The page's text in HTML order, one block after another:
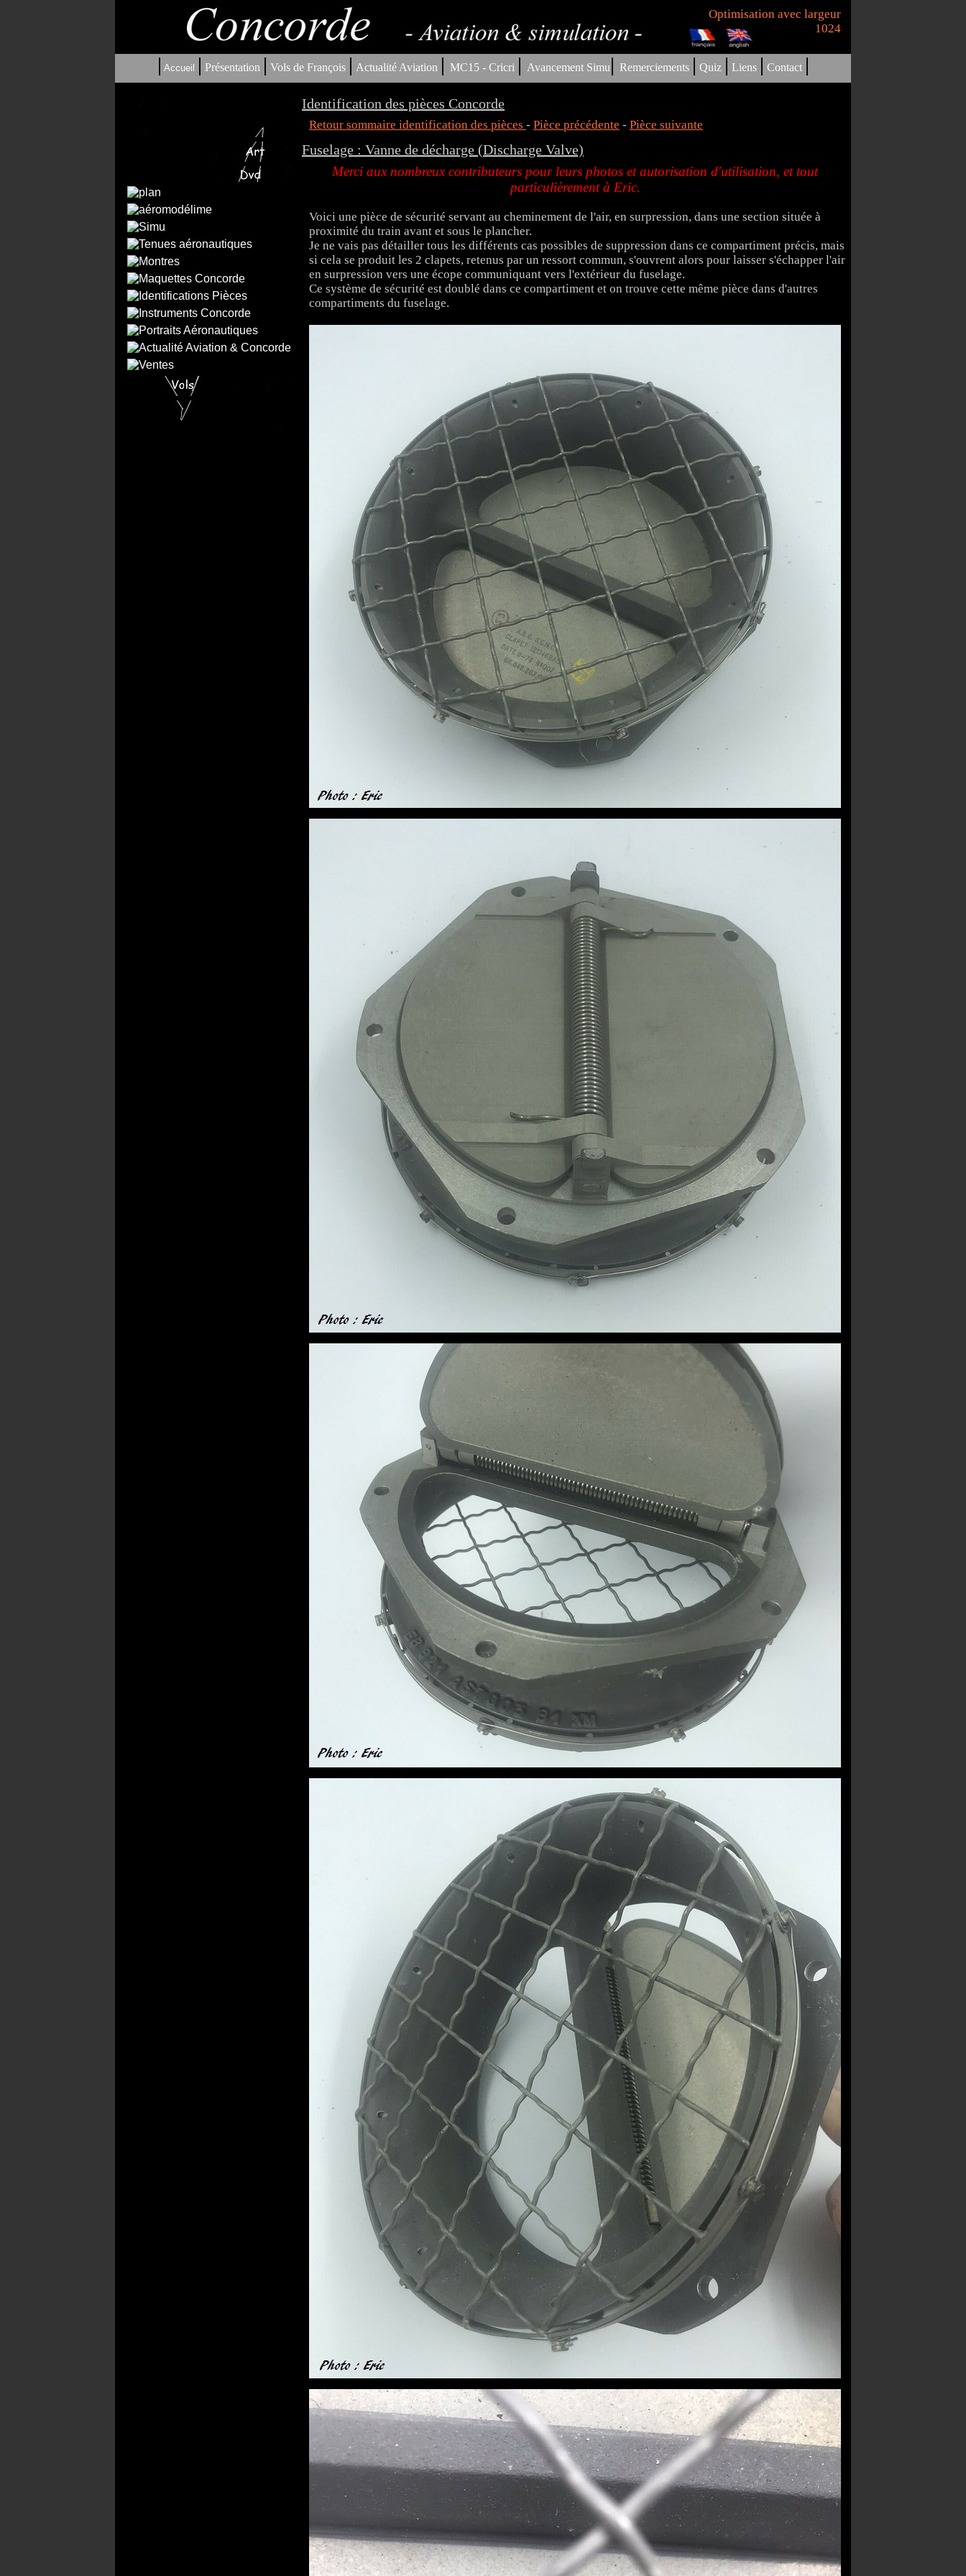
Optimisation avec largeur
1024
| Accueil | Présentation | Vols de François | Actualité Aviation | MC15 - Cricri | Avancement Simu| Remerciements | Quiz | Liens | Contact |
Identification des pièces Concorde
Retour sommaire identification des pièces - Pièce précédente - Pièce suivante
Fuselage : Vanne de décharge (Discharge Valve)
Merci aux nombreux contributeurs pour leurs photos et autorisation d'utilisation, et tout
particulièrement à Eric.
Voici une pièce de sécurité servant au cheminement de l'air, en surpression, dans une section située à
proximité du train avant et sous le plancher.
Je ne vais pas détailler tous les différents cas possibles de suppression dans ce compartiment précis, mais
si cela se produit les 2 clapets, retenus par un ressort commun, s'ouvrent alors pour laisser s'échapper l'air
en surpression vers une écope communiquant vers l'extérieur du fuselage.
Ce système de sécurité est doublé dans ce compartiment et on trouve cette même pièce dans d'autres
compartiments du fuselage.